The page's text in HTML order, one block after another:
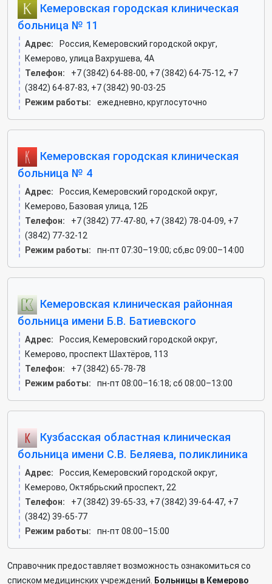
Кемеровская городская клиническая
больница № 11
Адрес:
Россия, Кемеровский городской округ,
Кемерово, улица Вахрушева, 4А
Телефон:
+7 (3842) 64-88-00, +7 (3842) 64-75-12, +7
(3842) 64-87-83, +7 (3842) 90-03-25
Режим работы:
ежедневно, круглосуточно
Кемеровская городская клиническая
больница № 4
Адрес:
Россия, Кемеровский городской округ,
Кемерово, Базовая улица, 12Б
Телефон:
+7 (3842) 77-47-80, +7 (3842) 78-04-09, +7
(3842) 77-32-12
Режим работы:
пн-пт 07:30–19:00; сб,вс 09:00–14:00
Кемеровская клиническая районная
больница имени Б.В. Батиевского
Адрес:
Россия, Кемеровский городской округ,
Кемерово, проспект Шахтёров, 113
Телефон:
+7 (3842) 65-78-78
Режим работы:
пн-пт 08:00–16:18; сб 08:00–13:00
Кузбасская областная клиническая
больница имени С.В. Беляева, поликлиника
Адрес:
Россия, Кемеровский городской округ,
Кемерово, Октябрьский проспект, 22
Телефон:
+7 (3842) 39-65-33, +7 (3842) 39-64-47, +7
(3842) 39-65-77
Режим работы:
пн-пт 08:00–15:00
Справочник предоставляет возможность ознакомиться со
списком медицинских учреждений.
Больницы в Кемерово